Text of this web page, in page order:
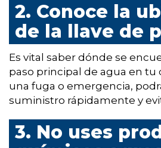
2. Conoce la
de la llave de
Es vital saber dónde se
paso principal de agua en tu
una fuga o emergencia,
suministro rápidamente y
3. No uses